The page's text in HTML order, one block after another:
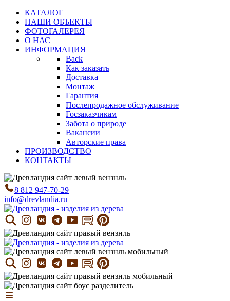
КАТАЛОГ
НАШИ ОБЪЕКТЫ
ФОТОГАЛЕРЕЯ
О НАС
ИНФОРМАЦИЯ
Back
Как заказать
Доставка
Монтаж
Гарантия
Послепродажное обслуживание
Госзаказчикам
Забота о природе
Вакансии
Авторские права
ПРОИЗВОДСТВО
КОНТАКТЫ
8 812 947-70-29
info@drevlandia.ru